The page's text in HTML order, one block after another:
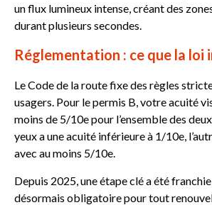
un flux lumineux intense, créant des
durant plusieurs secondes.
Réglementation : ce que la loi
Le Code de la route fixe des règles
usagers. Pour le permis B, votre acuité
moins de 5/10e pour l’ensemble des deux
yeux a une acuité inférieure à 1/10e,
avec au moins 5/10e.
Depuis 2025, une étape clé a été
désormais obligatoire pour tout